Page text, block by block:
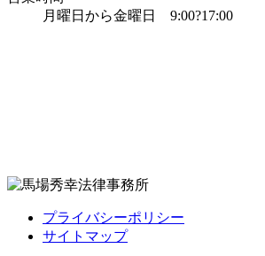
月曜日から金曜日 9:00?17:00
プライバシーポリシー
サイトマップ